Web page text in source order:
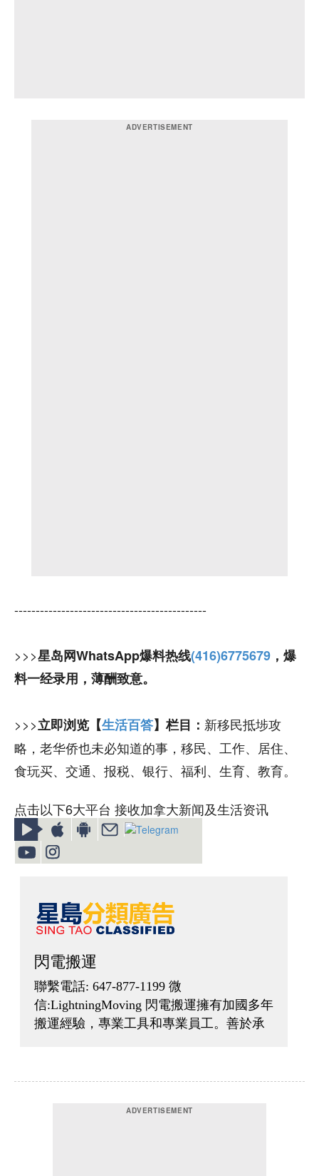
---------------------------------------------
>>>星岛网WhatsApp爆料热线(416)6775679 ，爆
料一经录用，薄酬致意。
>>>立即浏览【生活百答】栏目： 新移民抵埗攻
略，老华侨也未必知道的事，移民、工作、居住、
食玩买、交通、报税、银行、福利、生育、教育。
点击以下6大平台 接收加拿大新闻及生活资讯